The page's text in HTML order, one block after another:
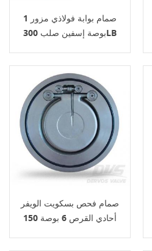
صمام بوابة فولاذي مزور 1
بوصة إسفين صلب 300LB
صمام فحص بسكويت الويفر
أحادي القرص 6 بوصة 150